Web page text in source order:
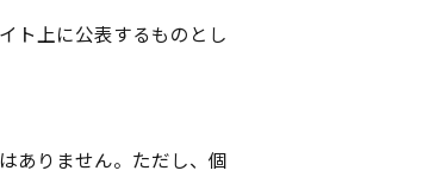
ト上に公表するものとし
ありません。ただし、個